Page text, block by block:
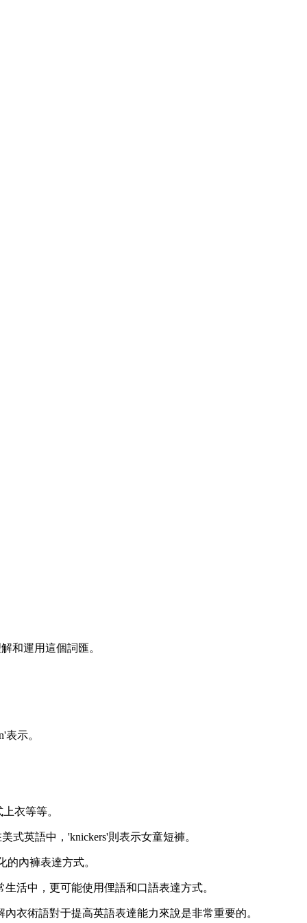
和運用這個詞匯。
示。
衣等等。
式英語中，'knickers'則表示女童短褲。
內褲表達方式。
活中，更可能使用俚語和口語表達方式。
衣術語對于提高英語表達能力來說是非常重要的。